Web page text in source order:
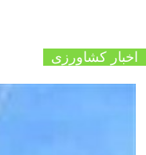
اخبار کشاورزی